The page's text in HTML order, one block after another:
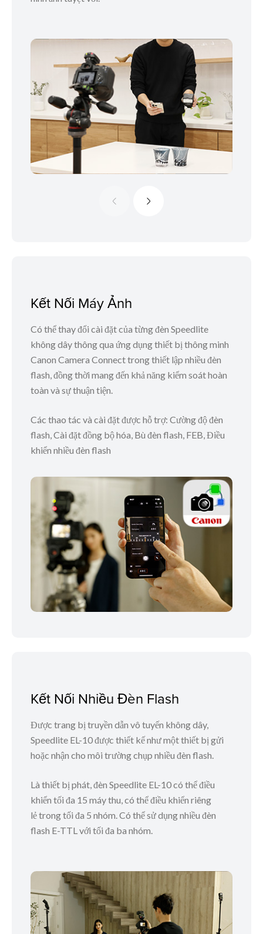
Kết Nối Máy Ảnh
Có thể thay đổi cài đặt của từng đèn Speedlite
không dây thông qua ứng dụng thiết bị thông minh
Canon Camera Connect trong thiết lập nhiều đèn
flash, đồng thời mang đến khả năng kiểm soát hoàn
toàn và sự thuận tiện.
Các thao tác và cài đặt được hỗ trợ: Cường độ đèn
flash, Cài đặt đồng bộ hóa, Bù đèn flash, FEB, Điều
khiển nhiều đèn flash
Kết Nối Nhiều Đèn Flash
Được trang bị truyền dẫn vô tuyến không dây,
Speedlite EL-10 được thiết kế như một thiết bị gửi
hoặc nhận cho môi trường chụp nhiều đèn flash.
Là thiết bị phát, đèn Speedlite EL-10 có thể điều
khiển tối đa 15 máy thu, có thể điều khiển riêng
lẻ trong tối đa 5 nhóm. Có thể sử dụng nhiều đèn
flash E-TTL với tối đa ba nhóm.